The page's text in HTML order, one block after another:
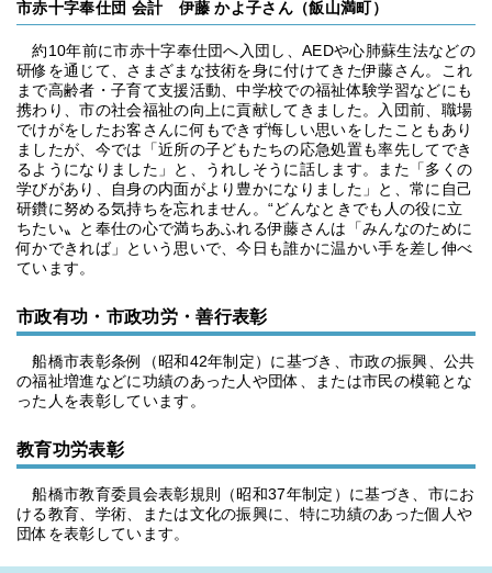
市赤十字奉仕団 会計 伊藤 かよ子さん（飯山満町）
約10年前に市赤十字奉仕団へ入団し、AEDや心肺蘇生法などの
研修を通じて、さまざまな技術を身に付けてきた伊藤さん。これ
まで高齢者・子育て支援活動、中学校での福祉体験学習などにも
携わり、市の社会福祉の向上に貢献してきました。入団前、職場
でけがをしたお客さんに何もできず悔しい思いをしたこともあり
ましたが、今では「近所の子どもたちの応急処置も率先してでき
るようになりました」と、うれしそうに話します。また「多くの
学びがあり、自身の内面がより豊かになりました」と、常に自己
研鑽に努める気持ちを忘れません。“どんなときでも人の役に立
ちたい〟と奉仕の心で満ちあふれる伊藤さんは「みんなのために
何かできれば」という思いで、今日も誰かに温かい手を差し伸べ
ています。
市政有功・市政功労・善行表彰
船橋市表彰条例（昭和42年制定）に基づき、市政の振興、公共
の福祉増進などに功績のあった人や団体、または市民の模範とな
った人を表彰しています。
教育功労表彰
船橋市教育委員会表彰規則（昭和37年制定）に基づき、市にお
ける教育、学術、または文化の振興に、特に功績のあった個人や
団体を表彰しています。